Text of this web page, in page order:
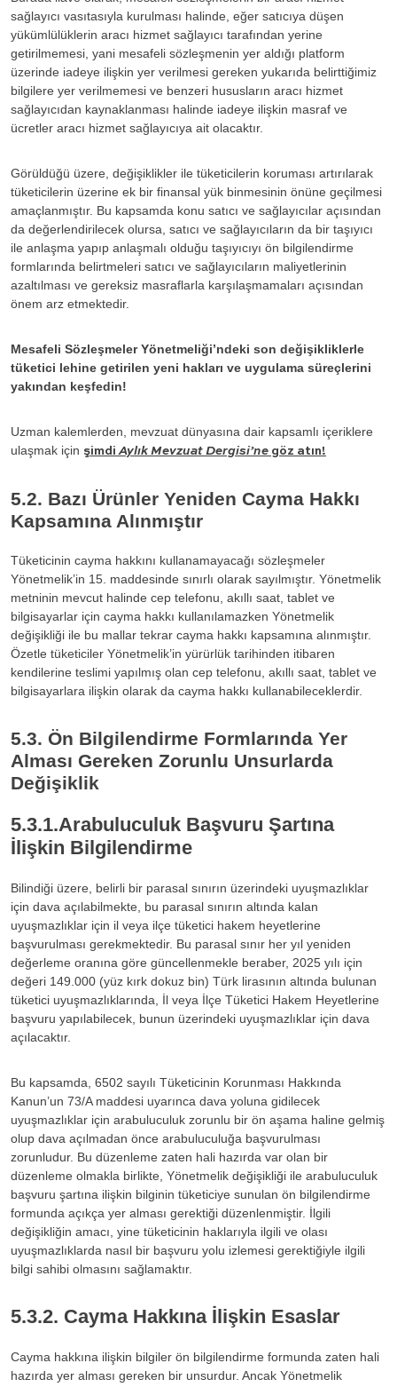
sağlayıcı vasıtasıyla kurulması halinde, eğer satıcıya düşen
yükümlülüklerin aracı hizmet sağlayıcı tarafından yerine
getirilmemesi, yani mesafeli sözleşmenin yer aldığı platform
üzerinde iadeye ilişkin yer verilmesi gereken yukarıda belirttiğimiz
bilgilere yer verilmemesi ve benzeri hususların aracı hizmet
sağlayıcıdan kaynaklanması halinde iadeye ilişkin masraf ve
ücretler aracı hizmet sağlayıcıya ait olacaktır.
Görüldüğü üzere, değişiklikler ile tüketicilerin koruması artırılarak
tüketicilerin üzerine ek bir finansal yük binmesinin önüne geçilmesi
amaçlanmıştır. Bu kapsamda konu satıcı ve sağlayıcılar açısından
da değerlendirilecek olursa, satıcı ve sağlayıcıların da bir taşıyıcı
ile anlaşma yapıp anlaşmalı olduğu taşıyıcıyı ön bilgilendirme
formlarında belirtmeleri satıcı ve sağlayıcıların maliyetlerinin
azaltılması ve gereksiz masraflarla karşılaşmamaları açısından
önem arz etmektedir.
Mesafeli Sözleşmeler Yönetmeliği’ndeki son değişikliklerle
tüketici lehine getirilen yeni hakları ve uygulama süreçlerini
yakından keşfedin!
Uzman kalemlerden, mevzuat dünyasına dair kapsamlı içeriklere
ulaşmak için şimdi Aylık Mevzuat Dergisi’ne göz atın!
5.2. Bazı Ürünler Yeniden Cayma Hakkı
Kapsamına Alınmıştır
Tüketicinin cayma hakkını kullanamayacağı sözleşmeler
Yönetmelik’in 15. maddesinde sınırlı olarak sayılmıştır. Yönetmelik
metninin mevcut halinde cep telefonu, akıllı saat, tablet ve
bilgisayarlar için cayma hakkı kullanılamazken Yönetmelik
değişikliği ile bu mallar tekrar cayma hakkı kapsamına alınmıştır.
Özetle tüketiciler Yönetmelik’in yürürlük tarihinden itibaren
kendilerine teslimi yapılmış olan cep telefonu, akıllı saat, tablet ve
bilgisayarlara ilişkin olarak da cayma hakkı kullanabileceklerdir.
5.3. Ön Bilgilendirme Formlarında Yer
Alması Gereken Zorunlu Unsurlarda
Değişiklik
5.3.1.Arabuluculuk Başvuru Şartına
İlişkin Bilgilendirme
Bilindiği üzere, belirli bir parasal sınırın üzerindeki uyuşmazlıklar
için dava açılabilmekte, bu parasal sınırın altında kalan
uyuşmazlıklar için il veya ilçe tüketici hakem heyetlerine
başvurulması gerekmektedir. Bu parasal sınır her yıl yeniden
değerleme oranına göre güncellenmekle beraber, 2025 yılı için
değeri 149.000 (yüz kırk dokuz bin) Türk lirasının altında bulunan
tüketici uyuşmazlıklarında, İl veya İlçe Tüketici Hakem Heyetlerine
başvuru yapılabilecek, bunun üzerindeki uyuşmazlıklar için dava
açılacaktır.
Bu kapsamda, 6502 sayılı Tüketicinin Korunması Hakkında
Kanun’un 73/A maddesi uyarınca dava yoluna gidilecek
uyuşmazlıklar için arabuluculuk zorunlu bir ön aşama haline gelmiş
olup dava açılmadan önce arabuluculuğa başvurulması
zorunludur. Bu düzenleme zaten hali hazırda var olan bir
düzenleme olmakla birlikte, Yönetmelik değişikliği ile arabuluculuk
başvuru şartına ilişkin bilginin tüketiciye sunulan ön bilgilendirme
formunda açıkça yer alması gerektiği düzenlenmiştir. İlgili
değişikliğin amacı, yine tüketicinin haklarıyla ilgili ve olası
uyuşmazlıklarda nasıl bir başvuru yolu izlemesi gerektiğiyle ilgili
bilgi sahibi olmasını sağlamaktır.
5.3.2. Cayma Hakkına İlişkin Esaslar
Cayma hakkına ilişkin bilgiler ön bilgilendirme formunda zaten hali
hazırda yer alması gereken bir unsurdur. Ancak Yönetmelik